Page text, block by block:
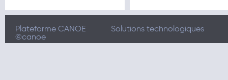
Plateforme CANOE
Solutions technologiques
©canoe